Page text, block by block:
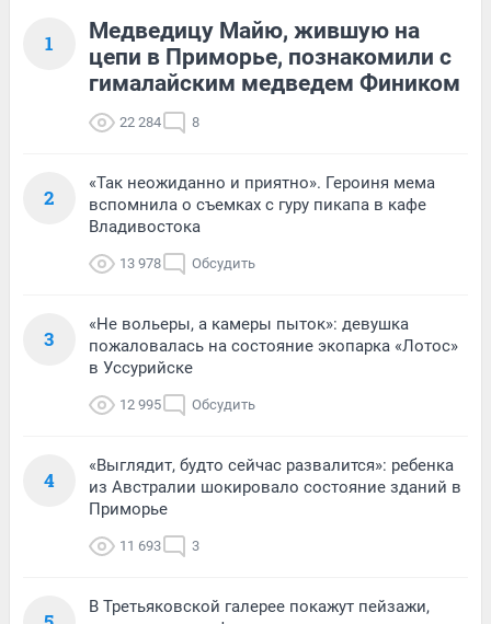
1
Медведицу Майю, жившую на
цепи в Приморье, познакомили с
гималайским медведем Фиником
22 284 8
2
«Так неожиданно и приятно». Героиня мема
вспомнила о съемках с гуру пикапа в кафе
Владивостока
13 978 Обсудить
3
«Не вольеры, а камеры пыток»: девушка
пожаловалась на состояние экопарка «Лотос»
в Уссурийске
12 995 Обсудить
4
«Выглядит, будто сейчас развалится»: ребенка
из Австралии шокировало состояние зданий в
Приморье
11 693 3
В Третьяковской галерее покажут пейзажи,